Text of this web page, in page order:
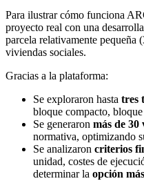
Para ilustrar cómo funciona
proyecto real con una
parcela relativamente pequeña
viviendas sociales.
Gracias a la plataforma:
Se exploraron hasta tres
bloque compacto,
Se generaron más de 30
normativa, optimizando
Se analizaron criterios
unidad, costes de
determinar la opción